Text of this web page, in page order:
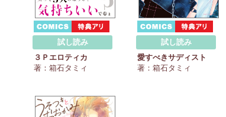
試し読み
３Ｐエロティカ
著：箱石タミィ
試し読み
愛すべきサディスト
著：箱石タミィ